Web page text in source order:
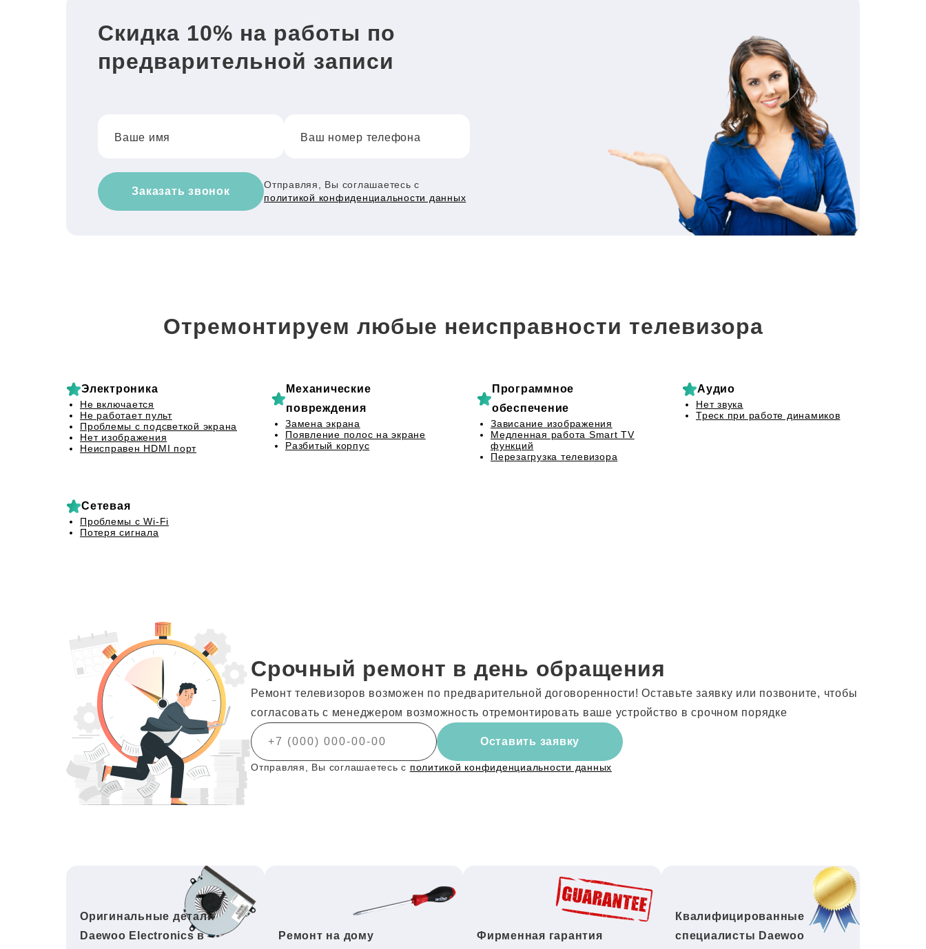
Скидка 10% на работы по
предварительной записи
Ваше имя Ваш номер телефона
Заказать звонок
Отправляя, Вы соглашаетесь с
политикой конфиденциальности данных
Отремонтируем любые неисправности телевизора
Электроника
Не включается
Не работает пульт
Проблемы с подсветкой экрана
Нет изображения
Неисправен HDMI порт
Механические
повреждения
Замена экрана
Появление полос на экране
Разбитый корпус
Программное
обеспечение
Зависание изображения
Медленная работа Smart TV
функций
Перезагрузка телевизора
Аудио
Нет звука
Треск при работе динамиков
Сетевая
Проблемы с Wi-Fi
Потеря сигнала
Срочный ремонт в день обращения
Ремонт телевизоров возможен по предварительной договоренности! Оставьте заявку или позвоните, чтобы
согласовать с менеджером возможность отремонтировать ваше устройство в срочном порядке
Оставить заявку
Отправляя, Вы соглашаетесь с политикой конфиденциальности данных
Оригинальные детали
Daewoo Electronics в
Ремонт на дому Фирменная гарантия
Квалифицированные
специалисты Daewoo